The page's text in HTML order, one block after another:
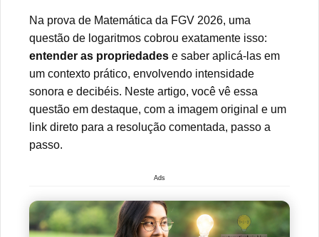
Na prova de Matemática da FGV 2026, uma
questão de logaritmos cobrou exatamente isso:
entender as propriedades e saber aplicá-las em
um contexto prático, envolvendo intensidade
sonora e decibéis. Neste artigo, você vê essa
questão em destaque, com a imagem original e um
link direto para a resolução comentada, passo a
passo.
Ads